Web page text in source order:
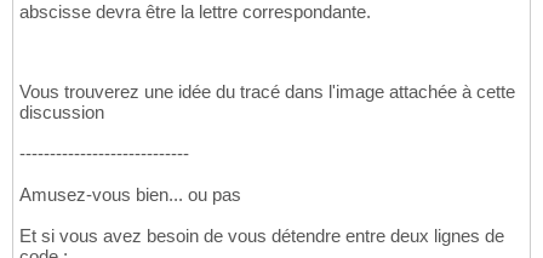
abscisse devra être la lettre correspondante.
Vous trouverez une idée du tracé dans l'image attachée à cette
discussion
----------------------------
Amusez-vous bien... ou pas
Et si vous avez besoin de vous détendre entre deux lignes de